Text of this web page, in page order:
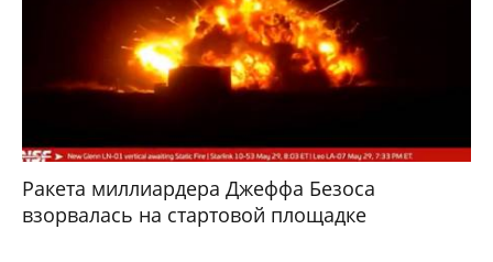
Ракета миллиардера Джеффа Безоса
взорвалась на стартовой площадке